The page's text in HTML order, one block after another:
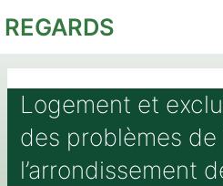
auREGARDS
Logement et
des problèmes
l’arrondissement